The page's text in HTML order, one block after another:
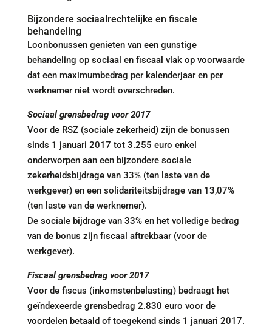
Bijzondere sociaalrechtelijke en fiscale
behandeling
Loonbonussen genieten van een gunstige
behandeling op sociaal en fiscaal vlak op voorwaarde
dat een maximumbedrag per kalenderjaar en per
werknemer niet wordt overschreden.
Sociaal grensbedrag voor 2017
Voor de RSZ (sociale zekerheid) zijn de bonussen
sinds 1 januari 2017 tot 3.255 euro enkel
onderworpen aan een bijzondere sociale
zekerheidsbijdrage van 33% (ten laste van de
werkgever) en een solidariteitsbijdrage van 13,07%
(ten laste van de werknemer).
De sociale bijdrage van 33% en het volledige bedrag
van de bonus zijn fiscaal aftrekbaar (voor de
werkgever).
Fiscaal grensbedrag voor 2017
Voor de fiscus (inkomstenbelasting) bedraagt het
geïndexeerde grensbedrag 2.830 euro voor de
voordelen betaald of toegekend sinds 1 januari 2017.